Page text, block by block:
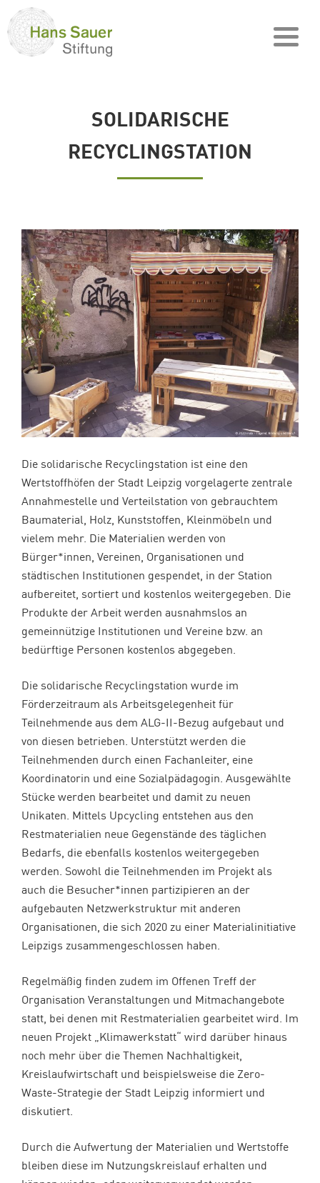
SOLIDARISCHE
RECYCLINGSTATION
Die solidarische Recyclingstation ist eine den
Wertstoffhöfen der Stadt Leipzig vorgelagerte zentrale
Annahmestelle und Verteilstation von gebrauchtem
Baumaterial, Holz, Kunststoffen, Kleinmöbeln und
vielem mehr. Die Materialien werden von
Bürger*innen, Vereinen, Organisationen und
städtischen Institutionen gespendet, in der Station
aufbereitet, sortiert und kostenlos weitergegeben. Die
Produkte der Arbeit werden ausnahmslos an
gemeinnützige Institutionen und Vereine bzw. an
bedürftige Personen kostenlos abgegeben.
Die solidarische Recyclingstation wurde im
Förderzeitraum als Arbeitsgelegenheit für
Teilnehmende aus dem ALG-II-Bezug aufgebaut und
von diesen betrieben. Unterstützt werden die
Teilnehmenden durch einen Fachanleiter, eine
Koordinatorin und eine Sozialpädagogin. Ausgewählte
Stücke werden bearbeitet und damit zu neuen
Unikaten. Mittels Upcycling entstehen aus den
Restmaterialien neue Gegenstände des täglichen
Bedarfs, die ebenfalls kostenlos weitergegeben
werden. Sowohl die Teilnehmenden im Projekt als
auch die Besucher*innen partizipieren an der
aufgebauten Netzwerkstruktur mit anderen
Organisationen, die sich 2020 zu einer Materialinitiative
Leipzigs zusammengeschlossen haben.
Regelmäßig finden zudem im Offenen Treff der
Organisation Veranstaltungen und Mitmachangebote
statt, bei denen mit Restmaterialien gearbeitet wird. Im
neuen Projekt „Klimawerkstatt“ wird darüber hinaus
noch mehr über die Themen Nachhaltigkeit,
Kreislaufwirtschaft und beispielsweise die Zero-
Waste-Strategie der Stadt Leipzig informiert und
diskutiert.
Durch die Aufwertung der Materialien und Wertstoffe
bleiben diese im Nutzungskreislauf erhalten und